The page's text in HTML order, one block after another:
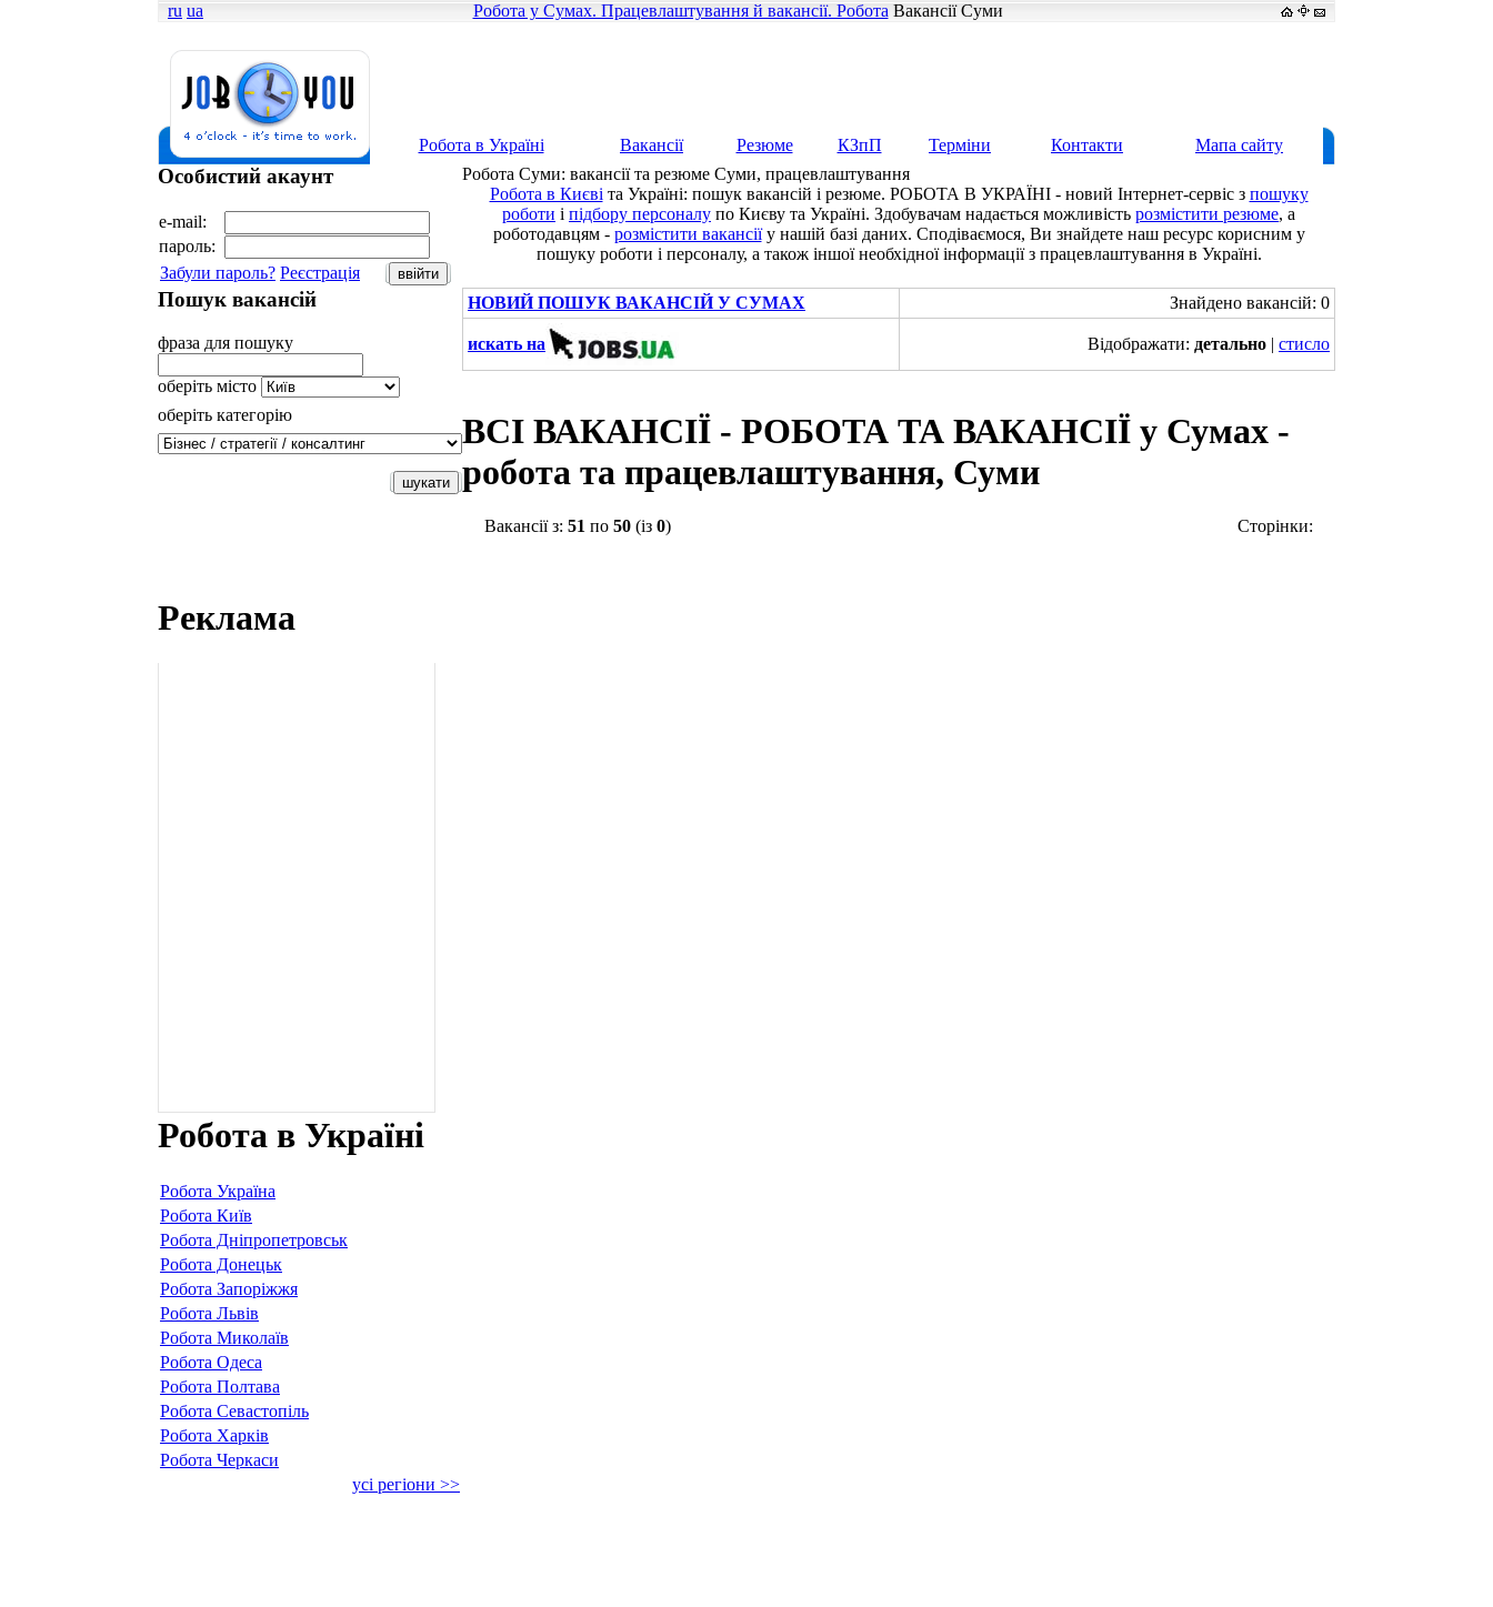
ru ua Робота у Сумах. Працевлаштування й вакансії. Робота Вакансії Суми
Робота в Україні Вакансії Резюме КЗпП Терміни Контакти Мапа сайту
Особистий акаунт
e-mail:
пароль:
Забули пароль? Реєстрація
Робота Суми: вакансії та резюме Суми, працевлаштування
Робота в Києві та Україні: пошук вакансій і резюме. РОБОТА В УКРАЇНІ - новий Інтернет-сервіс з пошуку
роботи і підбору персоналу по Києву та Україні. Здобувачам надається можливість розмістити резюме, а
роботодавцям - розмістити вакансіїу нашій базі даних. Сподіваємося, Ви знайдете наш ресурс корисним у
пошуку роботи і персоналу, а також іншої необхідної інформації з працевлаштування в Україні.
Пошук вакансій
фраза для пошуку
оберіть місто
оберіть категорію
Реклама
Робота в Україні
Робота Україна
Робота Київ
Робота Дніпропетровськ
Робота Донецьк
Робота Запоріжжя
Робота Львів
Робота Миколаїв
Робота Одеса
Робота Полтава
Робота Севастопіль
Робота Харків
Робота Черкаси
усі регіони >>
НОВИЙ ПОШУК ВАКАНСІЙ У СУМАХ Знайдено вакансій: 0
искать на Відображати: детально | стисло
ВСІ ВАКАНСІЇ - РОБОТА ТА ВАКАНСІЇ у Сумах -
робота та працевлаштування, Суми
Вакансії з: 51 по 50 (із 0) Сторінки: